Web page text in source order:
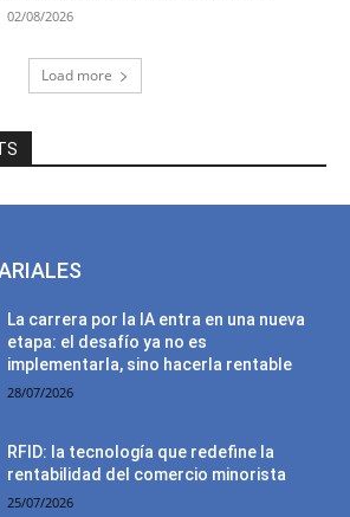
02/08/2026
Load more
La carrera por la IA entra en una nueva
etapa: el desafío ya no es
implementarla, sino hacerla rentable
28/07/2026
RFID: la tecnología que redefine la
rentabilidad del comercio minorista
25/07/2026